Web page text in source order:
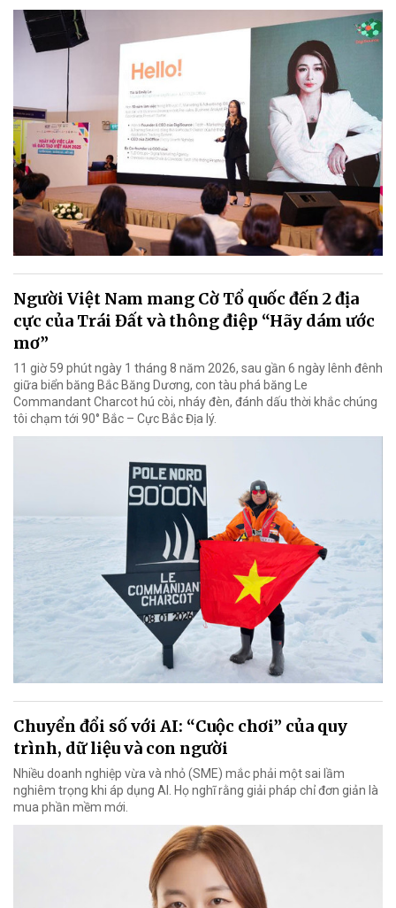
Người Việt Nam mang Cờ Tổ quốc đến 2 địa
cực của Trái Đất và thông điệp “Hãy dám ước
mơ”
11 giờ 59 phút ngày 1 tháng 8 năm 2026, sau gần 6 ngày lênh đênh
giữa biển băng Bắc Băng Dương, con tàu phá băng Le
Commandant Charcot hú còi, nháy đèn, đánh dấu thời khắc chúng
tôi chạm tới 90° Bắc – Cực Bắc Địa lý.
Chuyển đổi số với AI: “Cuộc chơi” của quy
trình, dữ liệu và con người
Nhiều doanh nghiệp vừa và nhỏ (SME) mắc phải một sai lầm
nghiêm trọng khi áp dụng AI. Họ nghĩ rằng giải pháp chỉ đơn giản là
mua phần mềm mới.